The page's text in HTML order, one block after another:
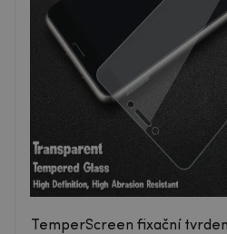
TemperScreen fixační